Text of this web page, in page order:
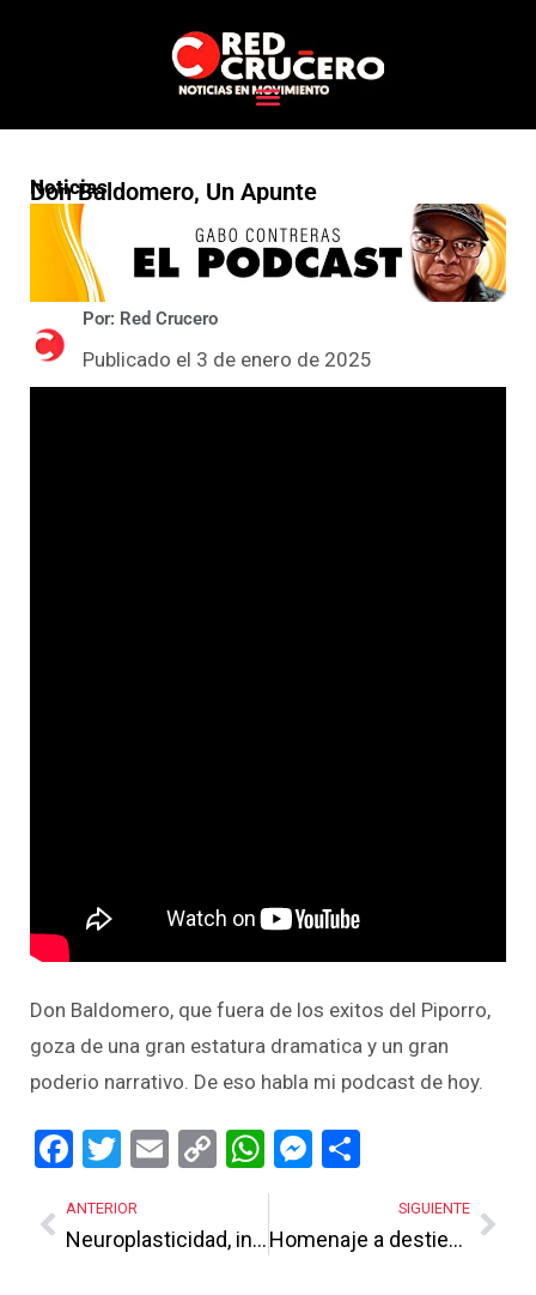
Noticias
Don Baldomero, Un Apunte
Por: Red Crucero
Publicado el 3 de enero de 2025
Don Baldomero, que fuera de los exitos del Piporro,
goza de una gran estatura dramatica y un gran
poderio narrativo. De eso habla mi podcast de hoy.
Facebook
Twitter
EmailCopy
Link
WhatsApp
Messenger
ANTERIOR
Neuroplasticidad, ingrediente básico de nuestra vida
SIGUIENTE
Homenaje a destiempo